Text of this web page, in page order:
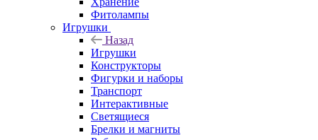
Фитолампы
Игрушки
Назад
Игрушки
Конструкторы
Фигурки и наборы
Транспорт
Интерактивные
Светящиеся
Брелки и магниты